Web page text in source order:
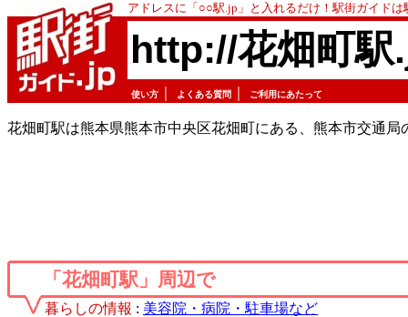
アドレスに「○○駅.jp」と入れるだけ！駅街ガイド
http://花畑町駅
使い方 よくある質問 ご利用にあたって
花畑町駅は熊本県熊本市中央区花畑町にある、熊本市交通局
「花畑町駅」周辺で
暮らしの情報 : 美容院・病院・駐車場など